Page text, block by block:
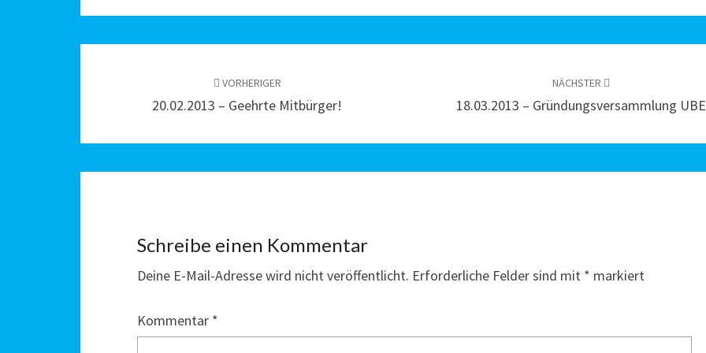
VORHERIGER
20.02.2013 – Geehrte Mitbürger!
NÄCHSTER
18.03.2013 – Gründungsversammlung UBE
Schreibe einen Kommentar
Deine E-Mail-Adresse wird nicht veröffentlicht. Erforderliche Felder sind mit * markiert
Kommentar *